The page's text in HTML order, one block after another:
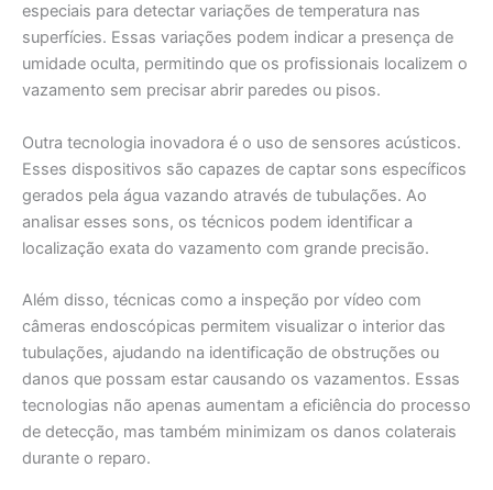
especiais para detectar variações de temperatura nas
superfícies. Essas variações podem indicar a presença de
umidade oculta, permitindo que os profissionais localizem o
vazamento sem precisar abrir paredes ou pisos.
Outra tecnologia inovadora é o uso de sensores acústicos.
Esses dispositivos são capazes de captar sons específicos
gerados pela água vazando através de tubulações. Ao
analisar esses sons, os técnicos podem identificar a
localização exata do vazamento com grande precisão.
Além disso, técnicas como a inspeção por vídeo com
câmeras endoscópicas permitem visualizar o interior das
tubulações, ajudando na identificação de obstruções ou
danos que possam estar causando os vazamentos. Essas
tecnologias não apenas aumentam a eficiência do processo
de detecção, mas também minimizam os danos colaterais
durante o reparo.